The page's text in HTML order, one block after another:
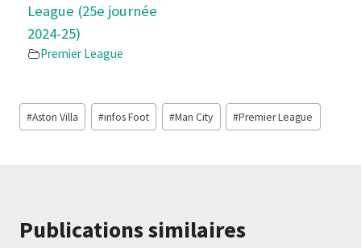
League (25e journée
2024-25)
Premier League
#Aston Villa #infos Foot #Man City #Premier League
Publications similaires